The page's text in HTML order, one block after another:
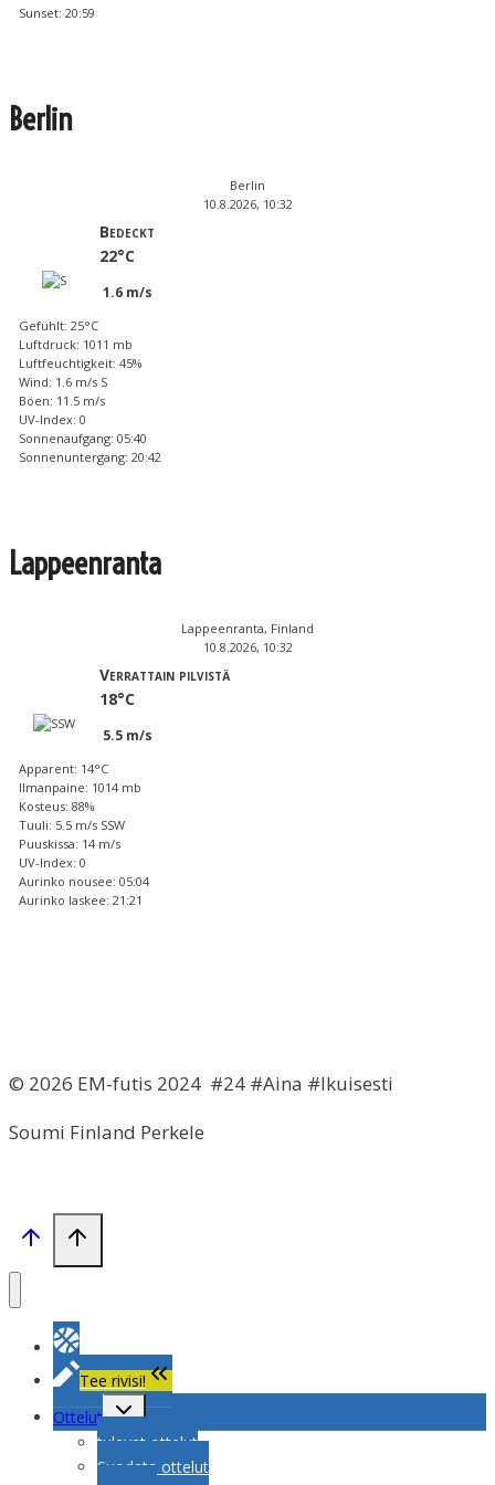
Sunset: 20:59
Berlin
Berlin
10.8.2026, 10:32
Bedeckt
22°C
1.6 m/s
Gefühlt: 25°C
Luftdruck: 1011 mb
Luftfeuchtigkeit: 45%
Wind: 1.6 m/s S
Böen: 11.5 m/s
UV-Index: 0
Sonnenaufgang: 05:40
Sonnenuntergang: 20:42
Lappeenranta
Lappeenranta, Finland
10.8.2026, 10:32
Verrattain pilvistä
18°C
5.5 m/s
Apparent: 14°C
Ilmanpaine: 1014 mb
Kosteus: 88%
Tuuli: 5.5 m/s SSW
Puuskissa: 14 m/s
UV-Index: 0
Aurinko nousee: 05:04
Aurinko laskee: 21:21
© 2026 EM-futis 2024 #24 #Aina #Ikuisesti
Soumi Finland Perkele
Tee rivisi!
Ottelut
Toggle
child
menu
tulevat ottelut
Suodata ottelut